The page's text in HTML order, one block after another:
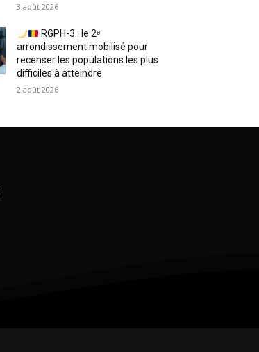
3 août 2026
RGPH-3 : le 2ᵉ
arrondissement mobilisé pour
recenser les populations les plus
difficiles à atteindre
2 août 2026